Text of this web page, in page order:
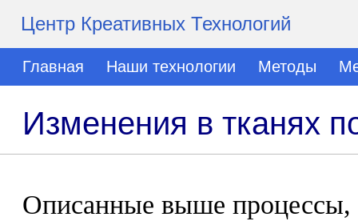
Центр Креативных Технологий
Главная Наши технологии Методы
Изменения в тканях
Описанные выше процессы,